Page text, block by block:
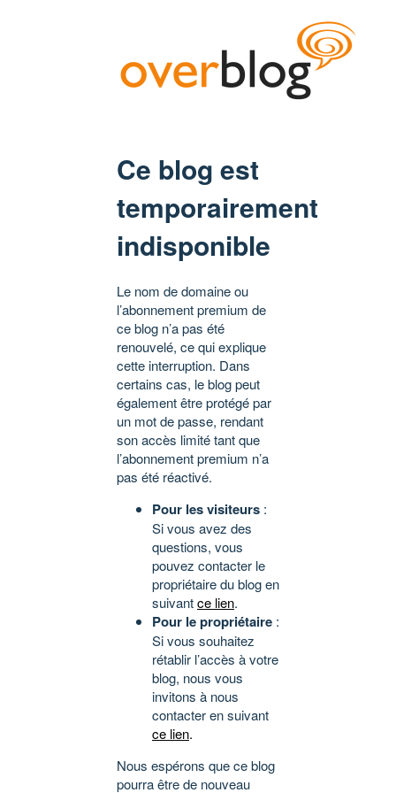
Ce blog est
temporairement
indisponible
Le nom de domaine ou
l’abonnement premium de
ce blog n’a pas été
renouvelé, ce qui explique
cette interruption. Dans
certains cas, le blog peut
également être protégé par
un mot de passe, rendant
son accès limité tant que
l’abonnement premium n’a
pas été réactivé.
Pour les visiteurs :
Si vous avez des
questions, vous
pouvez contacter le
propriétaire du blog en
suivantce lien.
Pour le propriétaire :
Si vous souhaitez
rétablir l’accès à votre
blog, nous vous
invitons à nous
contacter en suivant
ce lien.
Nous espérons que ce blog
pourra être de nouveau